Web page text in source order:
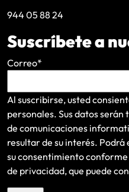
944 05 88 24
Suscríbete a
Correo*
Al suscribirse, usted
personales. Sus datos
de comunicaciones
resultar de su interés. Podrá
su consentimiento
de privacidad, que puede